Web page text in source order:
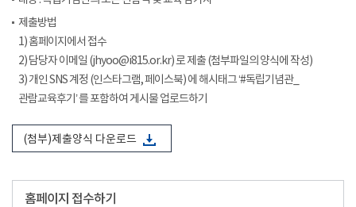
제출방법
1) 홈페이지에서 접수
2) 담당자 이메일 (jhyoo@i815.or.kr) 로 제출 (첨부파일의 양식에 작성)
3) 개인 SNS 계정 (인스타그램, 페이스북) 에 해시태그 ‘#독립기념관_
관람교육후기’ 를 포함하여 게시물 업로드하기
(첨부)제출양식 다운로드
홈페이지 접수하기